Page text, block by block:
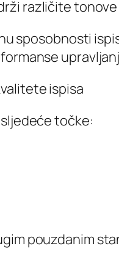
različite tonove
sposobnosti
ispisa
točke:
pouzdanim